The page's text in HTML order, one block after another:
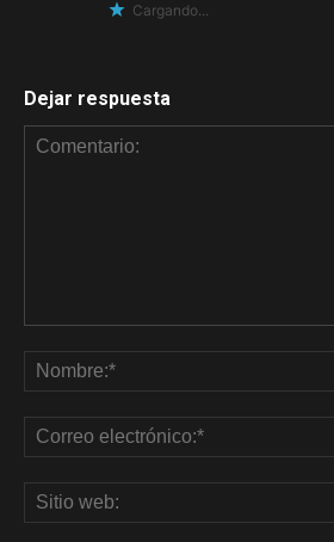
Cargando...
Dejar respuesta